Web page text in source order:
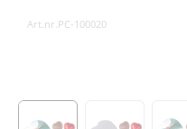
Art.nr. PC-100020